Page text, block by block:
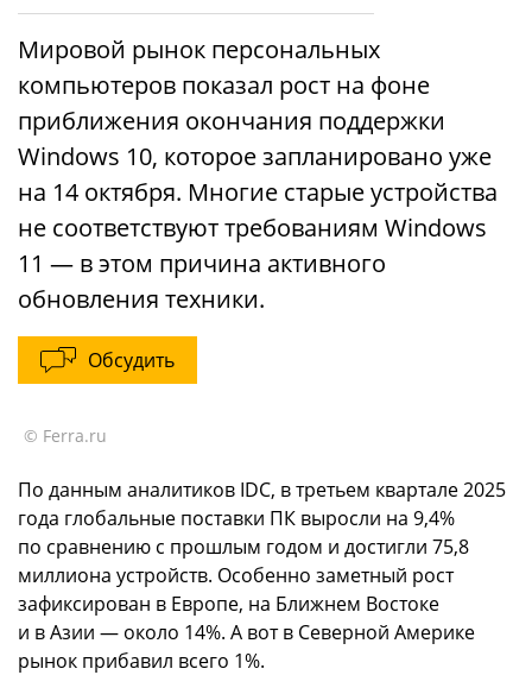
Мировой рынок персональных
компьютеров показал рост на фоне
приближения окончания поддержки
Windows 10, которое запланировано уже
на 14 октября. Многие старые устройства
не соответствуют требованиям Windows
11 — в этом причина активного
обновления техники.
Обсудить
© Ferra.ru
По данным аналитиков IDC, в третьем квартале 2025
года глобальные поставки ПК выросли на 9,4%
по сравнению с прошлым годом и достигли 75,8
миллиона устройств. Особенно заметный рост
зафиксирован в Европе, на Ближнем Востоке
и в Азии — около 14%. А вот в Северной Америке
рынок прибавил всего 1%.